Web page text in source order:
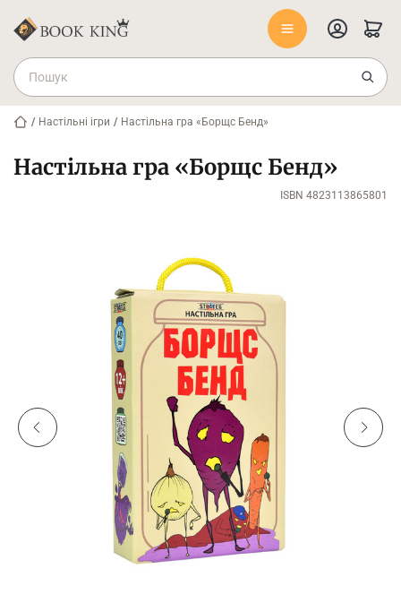
/ Настільні ігри / Настільна гра «Борщс Бенд»
Настільна гра «Борщс Бенд»
ISBN 4823113865801